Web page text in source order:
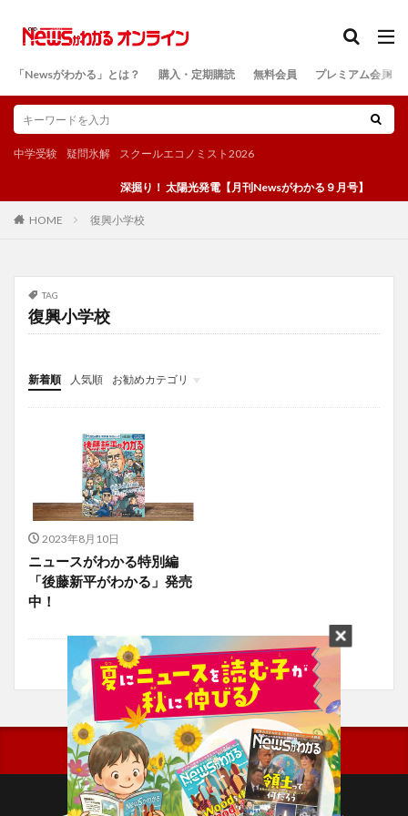
「Newsがわかる」とは？ 購入・定期購読 無料会員 プレミアム会員
中学受験 疑問氷解 スクールエコノミスト2026
深掘り！ 太陽光発電【月刊Newsがわかる９月号】
HOME 復興小学校
TAG
復興小学校
新着順 人気順
お勧めカテゴリ
投稿
学び
マンガ
電子書籍
2023年8月10日
ニュースがわかる特別編
「後藤新平がわかる」発売
中！
検索